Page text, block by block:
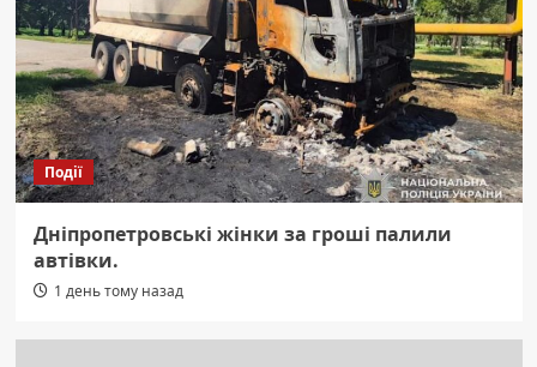
Події
Дніпропетровські жінки за гроші палили
автівки.
1 день тому назад